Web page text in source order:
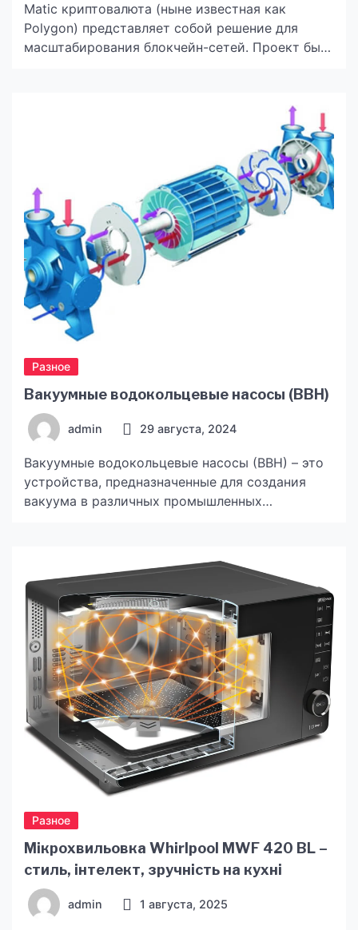
Matic криптовалюта (ныне известная как
Polygon) представляет собой решение для
масштабирования блокчейн-сетей. Проект был
блокчейнов, таких как Ethereum. В этой статье
мы рассмотрим, что такое Polygon (Matic), его
преимущества, способы применения и текущее
состояние на рынке. Что такое Polygon (Matic)?
Это платформа второго уровня,
предназначенная для […]
Разное
Вакуумные водокольцевые насосы (ВВН)
admin 29 августа, 2024
Вакуумные водокольцевые насосы (ВВН) – это
устройства, предназначенные для создания
вакуума в различных промышленных
их высокую надежность и долговечность.
Такие насосы широко используются в
различных отраслях промышленности, таких
как химическая, пищевая, фармацевтическая и
другие. Если вы планируете купить вакуумный
насос, стоит обратить внимание на продукцию
[…]
Разное
Мікрохвильовка Whirlpool MWF 420 BL –
стиль, інтелект, зручність на кухні
admin 1 августа, 2025